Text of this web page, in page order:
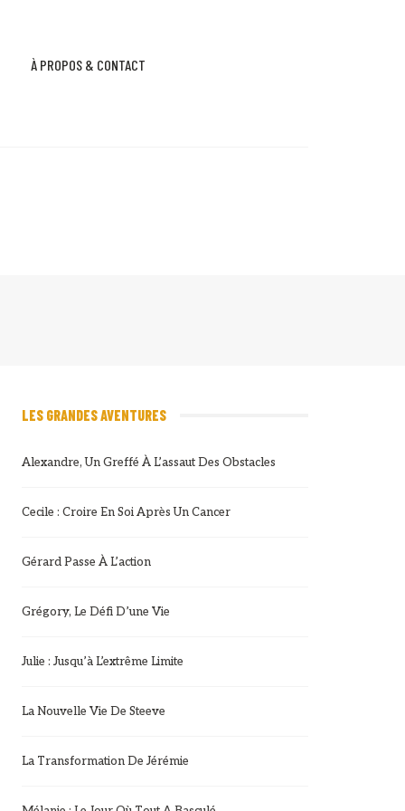
À PROPOS & CONTACT
LES GRANDES AVENTURES
Alexandre, Un Greffé À L’assaut Des Obstacles
Cecile : Croire En Soi Après Un Cancer
Gérard Passe À L’action
Grégory, Le Défi D’une Vie
Julie : Jusqu’à L’extrême Limite
La Nouvelle Vie De Steeve
La Transformation De Jérémie